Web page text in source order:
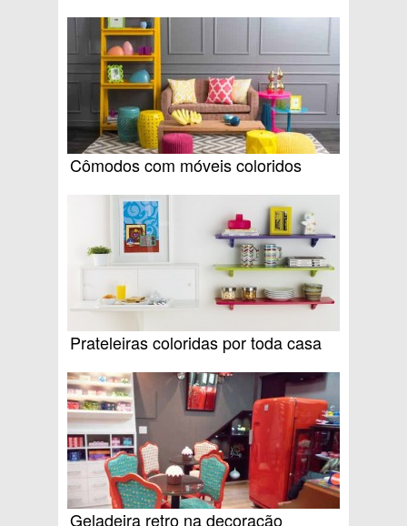
Cômodos com móveis coloridos
Prateleiras coloridas por toda casa
Geladeira retro na decoração